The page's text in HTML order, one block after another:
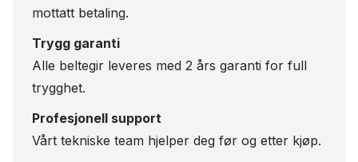
mottatt betaling.
Trygg garanti
Alle beltegir leveres med 2 års garanti for full
trygghet.
Profesjonell support
Vårt tekniske team hjelper deg før og etter kjøp.